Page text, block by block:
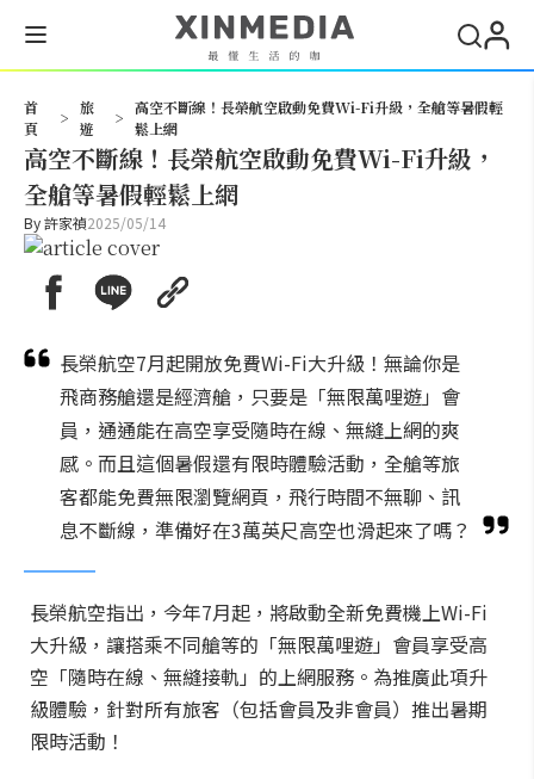
首
頁
>
旅
遊
>
高空不斷線！長榮航空啟動免費Wi-Fi升級，全艙等暑假輕
鬆上網
高空不斷線！長榮航空啟動免費Wi-Fi升級，
全艙等暑假輕鬆上網
By許家禎2025/05/14
長榮航空7月起開放免費Wi-Fi大升級！無論你是
飛商務艙還是經濟艙，只要是「無限萬哩遊」會
員，通通能在高空享受隨時在線、無縫上網的爽
感。而且這個暑假還有限時體驗活動，全艙等旅
客都能免費無限瀏覽網頁，飛行時間不無聊、訊
息不斷線，準備好在3萬英尺高空也滑起來了嗎？
長榮航空指出，今年7月起，將啟動全新免費機上Wi-Fi
大升級，讓搭乘不同艙等的「無限萬哩遊」會員享受高
空「隨時在線、無縫接軌」的上網服務。為推廣此項升
級體驗，針對所有旅客（包括會員及非會員）推出暑期
限時活動！